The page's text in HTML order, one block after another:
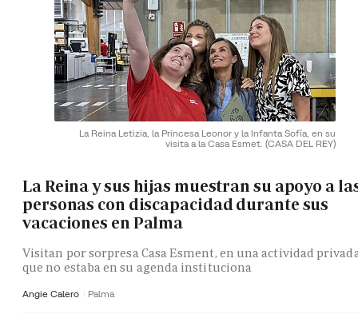
La Reina Letizia, la Princesa Leonor y la Infanta Sofía, en su
visita a la Casa Esmet. (CASA DEL REY)
La Reina y sus hijas muestran su apoyo a
personas con discapacidad durante sus
vacaciones en Palma
Visitan por sorpresa Casa Esment, en una actividad
que no estaba en su agenda instituciona
Angie Calero Palma